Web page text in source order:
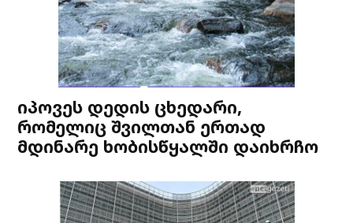
იპოვეს დედის ცხედარი,
რომელიც შვილთან ერთად
მდინარე ხობისწყალში დაიხრჩო